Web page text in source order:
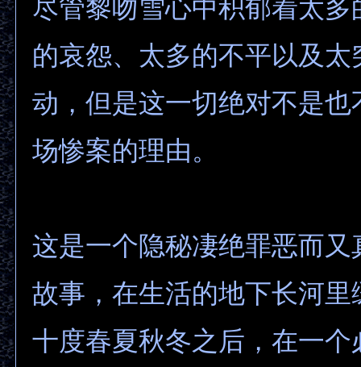
尽管黎吻雪心中积郁着太多
的哀怨、太多的不平以及太
动，但是这一切绝对不是也
场惨案的理由。
这是一个隐秘凄绝罪恶而又
故事，在生活的地下长河里
十度春夏秋冬之后，在一个